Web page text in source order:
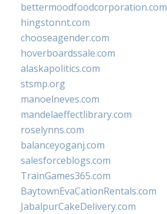
bettermoodfoodcorporation.com
hingstonnt.com
chooseagender.com
hoverboardssale.com
alaskapolitics.com
stsmp.org
manoelneves.com
mandelaeffectlibrary.com
roselynns.com
balanceyoganj.com
salesforceblogs.com
TrainGames365.com
BaytownEvaCationRentals.com
JabalpurCakeDelivery.com